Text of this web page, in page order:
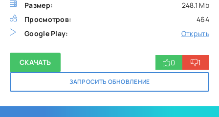
Размер:
248.1 Mb
Просмотров:
464
Google Play:
Открыть
СКАЧАТЬ
ЗАПРОСИТЬ ОБНОВЛЕНИЕ
0 1